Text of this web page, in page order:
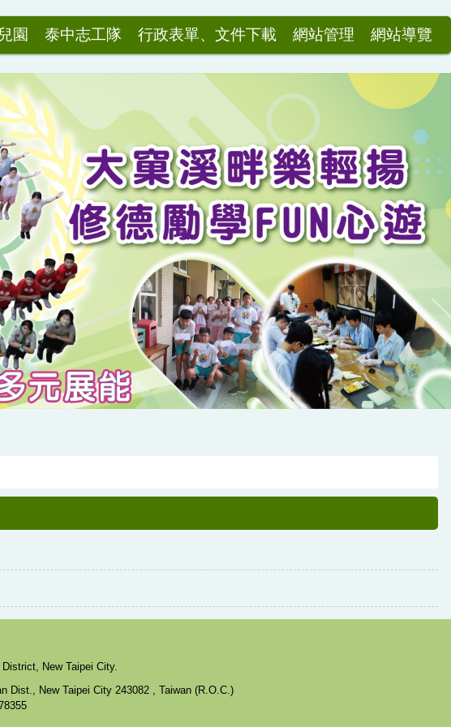
園 泰中志工隊 行政表單、文件下載 網站管理 網站導覽
New Taipei City.
Dist., New Taipei City 243082 , Taiwan (R.O.C.)